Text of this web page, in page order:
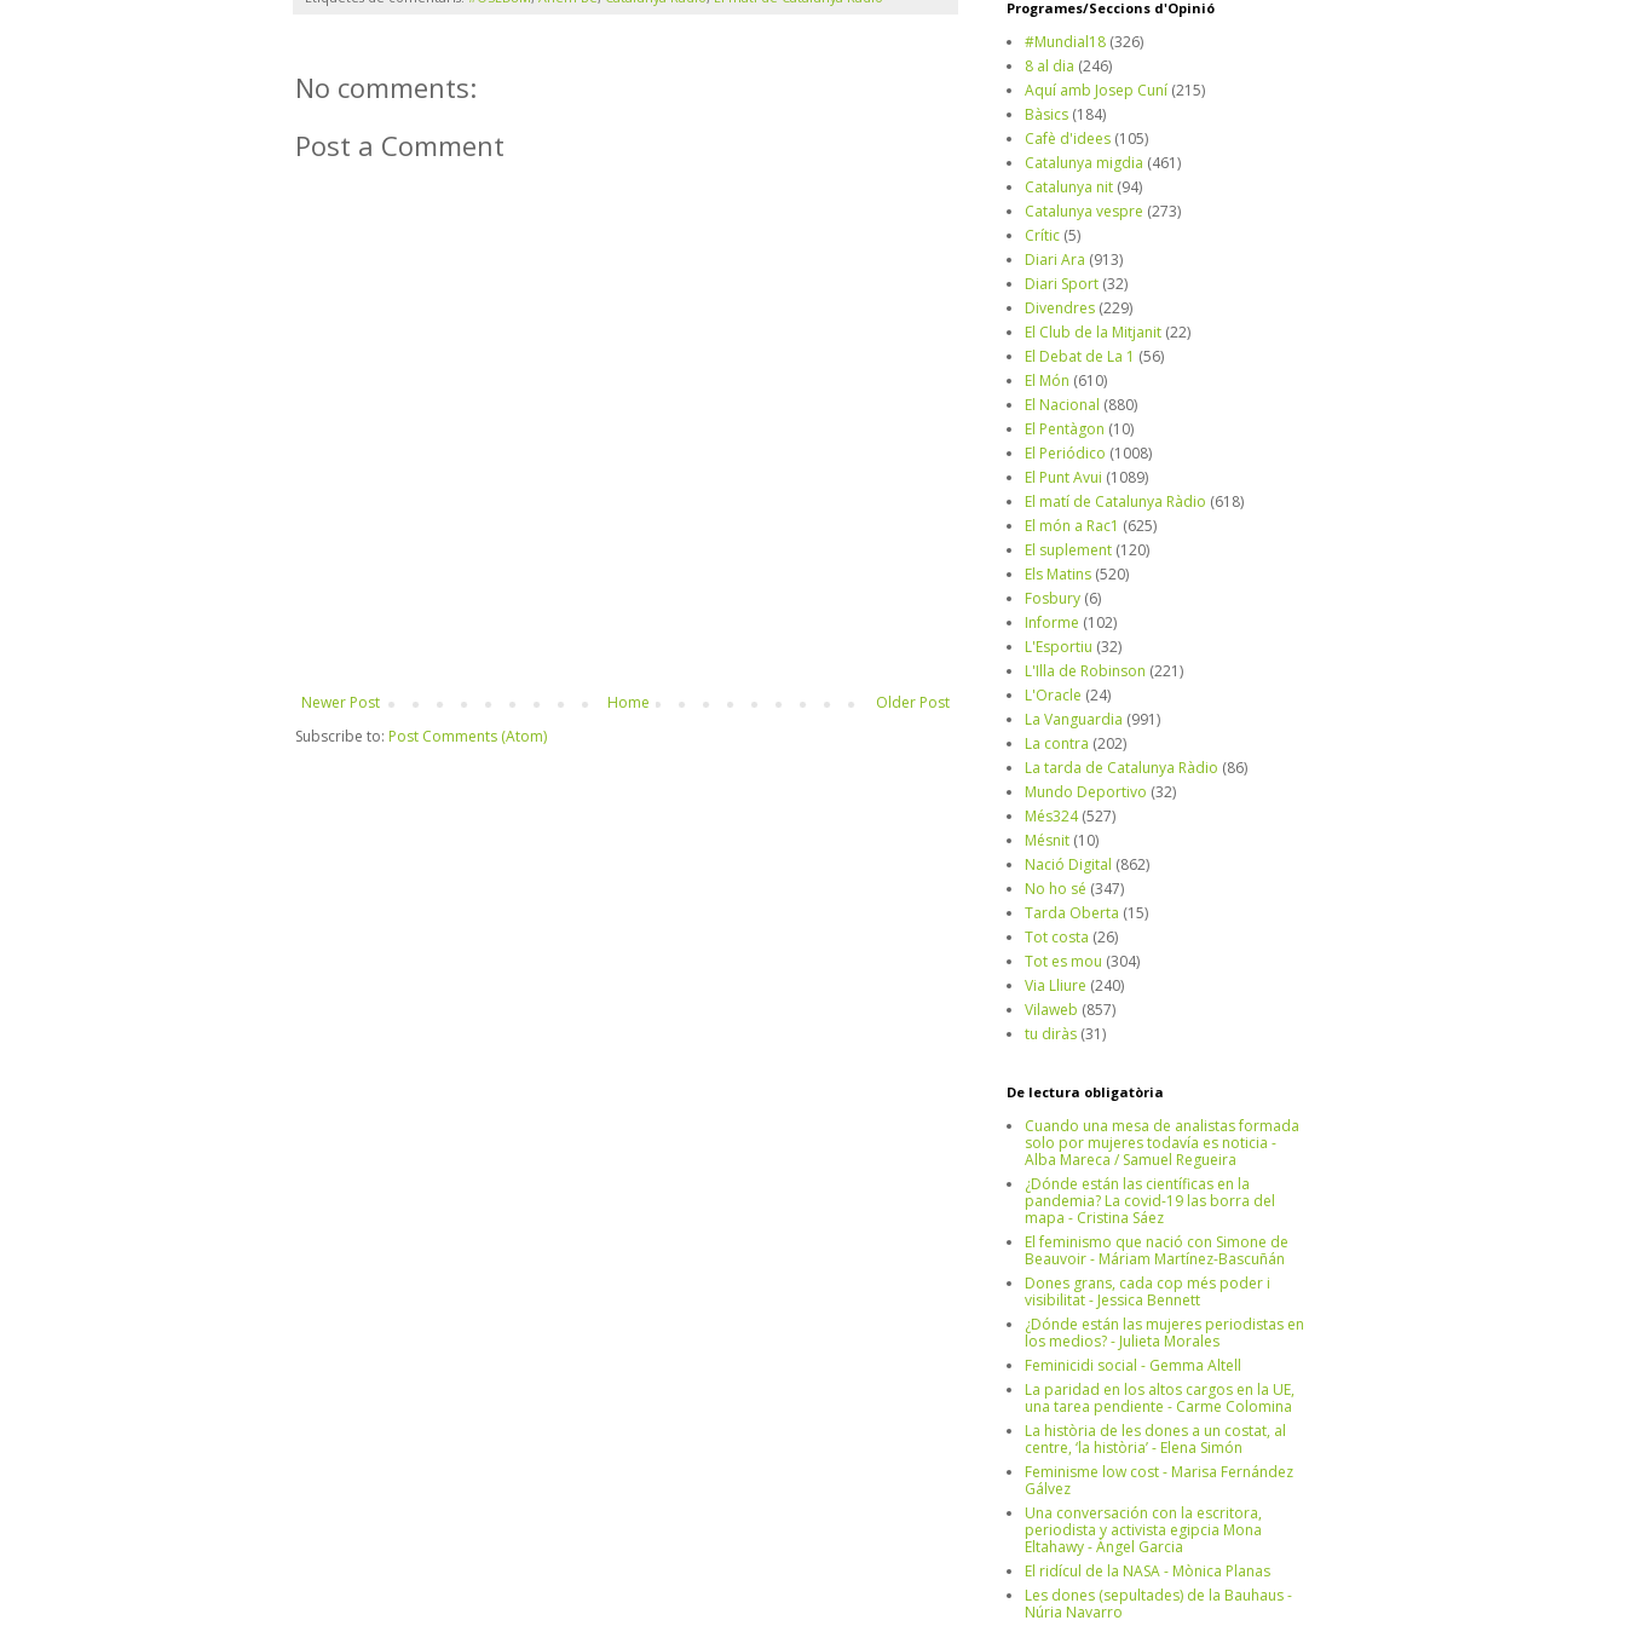
No comments:
Post a Comment
Newer Post Older Post
Home
Subscribe to: Post Comments (Atom)
Programes/Seccions d'Opinió
#Mundial18 (326)
8 al dia (246)
Aquí amb Josep Cuní (215)
Bàsics (184)
Cafè d'idees (105)
Catalunya migdia (461)
Catalunya nit (94)
Catalunya vespre (273)
Crític (5)
Diari Ara (913)
Diari Sport (32)
Divendres (229)
El Club de la Mitjanit (22)
El Debat de La 1 (56)
El Món (610)
El Nacional (880)
El Pentàgon (10)
El Periódico (1008)
El Punt Avui (1089)
El matí de Catalunya Ràdio (618)
El món a Rac1 (625)
El suplement (120)
Els Matins (520)
Fosbury (6)
Informe (102)
L'Esportiu (32)
L'Illa de Robinson (221)
L'Oracle (24)
La Vanguardia (991)
La contra (202)
La tarda de Catalunya Ràdio (86)
Mundo Deportivo (32)
Més324 (527)
Mésnit (10)
Nació Digital (862)
No ho sé (347)
Tarda Oberta (15)
Tot costa (26)
Tot es mou (304)
Via Lliure (240)
Vilaweb (857)
tu diràs (31)
De lectura obligatòria
Cuando una mesa de analistas formada
solo por mujeres todavía es noticia -
Alba Mareca / Samuel Regueira
¿Dónde están las científicas en la
pandemia? La covid-19 las borra del
mapa - Cristina Sáez
El feminismo que nació con Simone de
Beauvoir - Máriam Martínez-Bascuñán
Dones grans, cada cop més poder i
visibilitat - Jessica Bennett
¿Dónde están las mujeres periodistas en
los medios? - Julieta Morales
Feminicidi social - Gemma Altell
La paridad en los altos cargos en la UE,
una tarea pendiente - Carme Colomina
La història de les dones a un costat, al
centre, ‘la història’ - Elena Simón
Feminisme low cost - Marisa Fernández
Gálvez
Una conversación con la escritora,
periodista y activista egipcia Mona
Eltahawy - Àngel Garcia
El ridícul de la NASA - Mònica Planas
Les dones (sepultades) de la Bauhaus -
Núria Navarro